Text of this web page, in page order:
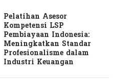
Pelatihan Asesor
Kompetensi LSP
Pembiayaan Indonesia:
Meningkatkan Standar
Profesionalisme dalam
Industri Keuangan